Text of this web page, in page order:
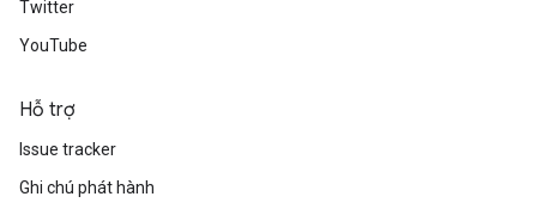
Twitter
YouTube
Hỗ trợ
Issue tracker
Ghi chú phát hành